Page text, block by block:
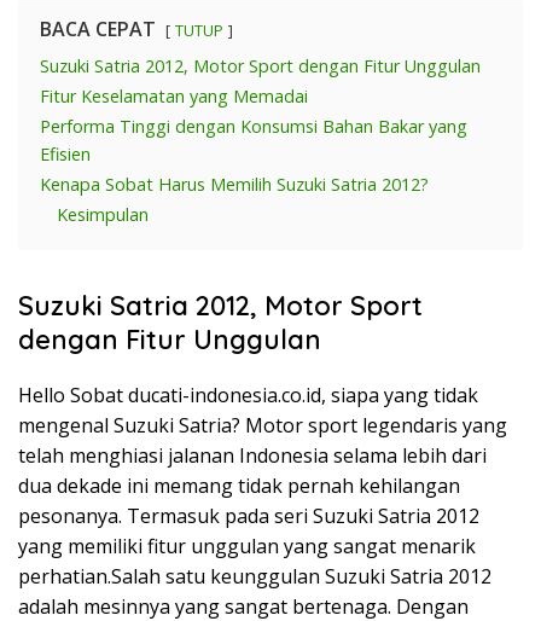
BACA CEPAT TUTUP
Suzuki Satria 2012, Motor Sport dengan Fitur Unggulan
Fitur Keselamatan yang Memadai
Performa Tinggi dengan Konsumsi Bahan Bakar yang
Efisien
Kenapa Sobat Harus Memilih Suzuki Satria 2012?
Kesimpulan
Suzuki Satria 2012, Motor Sport
dengan Fitur Unggulan
Hello Sobat ducati-indonesia.co.id, siapa yang tidak
mengenal Suzuki Satria? Motor sport legendaris yang
telah menghiasi jalanan Indonesia selama lebih dari
dua dekade ini memang tidak pernah kehilangan
pesonanya. Termasuk pada seri Suzuki Satria 2012
yang memiliki fitur unggulan yang sangat menarik
perhatian.Salah satu keunggulan Suzuki Satria 2012
adalah mesinnya yang sangat bertenaga. Dengan